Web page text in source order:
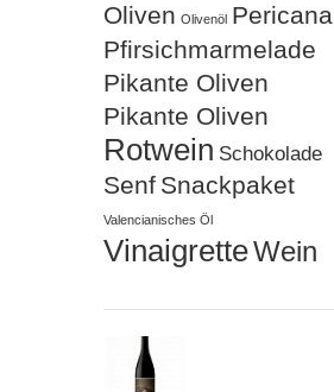
Oliven Olivenöl Pericana
Pfirsichmarmelade
Pikante Oliven
Pikante Oliven
Rotwein Schokolade
Senf Snackpaket
Valencianisches Öl
VinaigretteWein
Products